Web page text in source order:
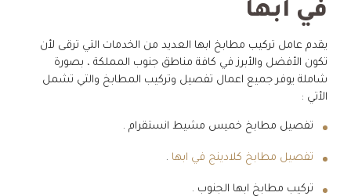
في ابها
يقدم عامل تركيب مطابخ ابها العديد من الخدمات التي ترقى لأن
تكون الأفضل والأبرز في كافة مناطق جنوب المملكة ، بصورة
شاملة يوفر جميع اعمال تفصيل وتركيب المطابخ والتي تشمل
الأتي :
تفصيل مطابخ خميس مشيط انستقرام .
تفصيل مطابخ كلادينج في ابها .
تركيب مطابخ ابها الجنوب .